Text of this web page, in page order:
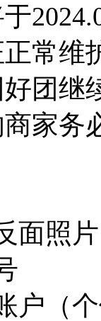
常维
团继
家务
面照片
户（